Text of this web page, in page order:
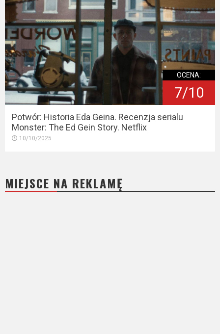
OCENA:
7/10
Potwór: Historia Eda Geina. Recenzja serialu
Monster: The Ed Gein Story. Netflix
10/10/2025
MIEJSCE NA REKLAMĘ